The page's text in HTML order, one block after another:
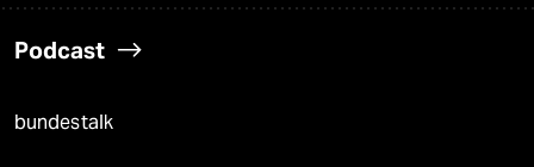
Podcast
bundestalk